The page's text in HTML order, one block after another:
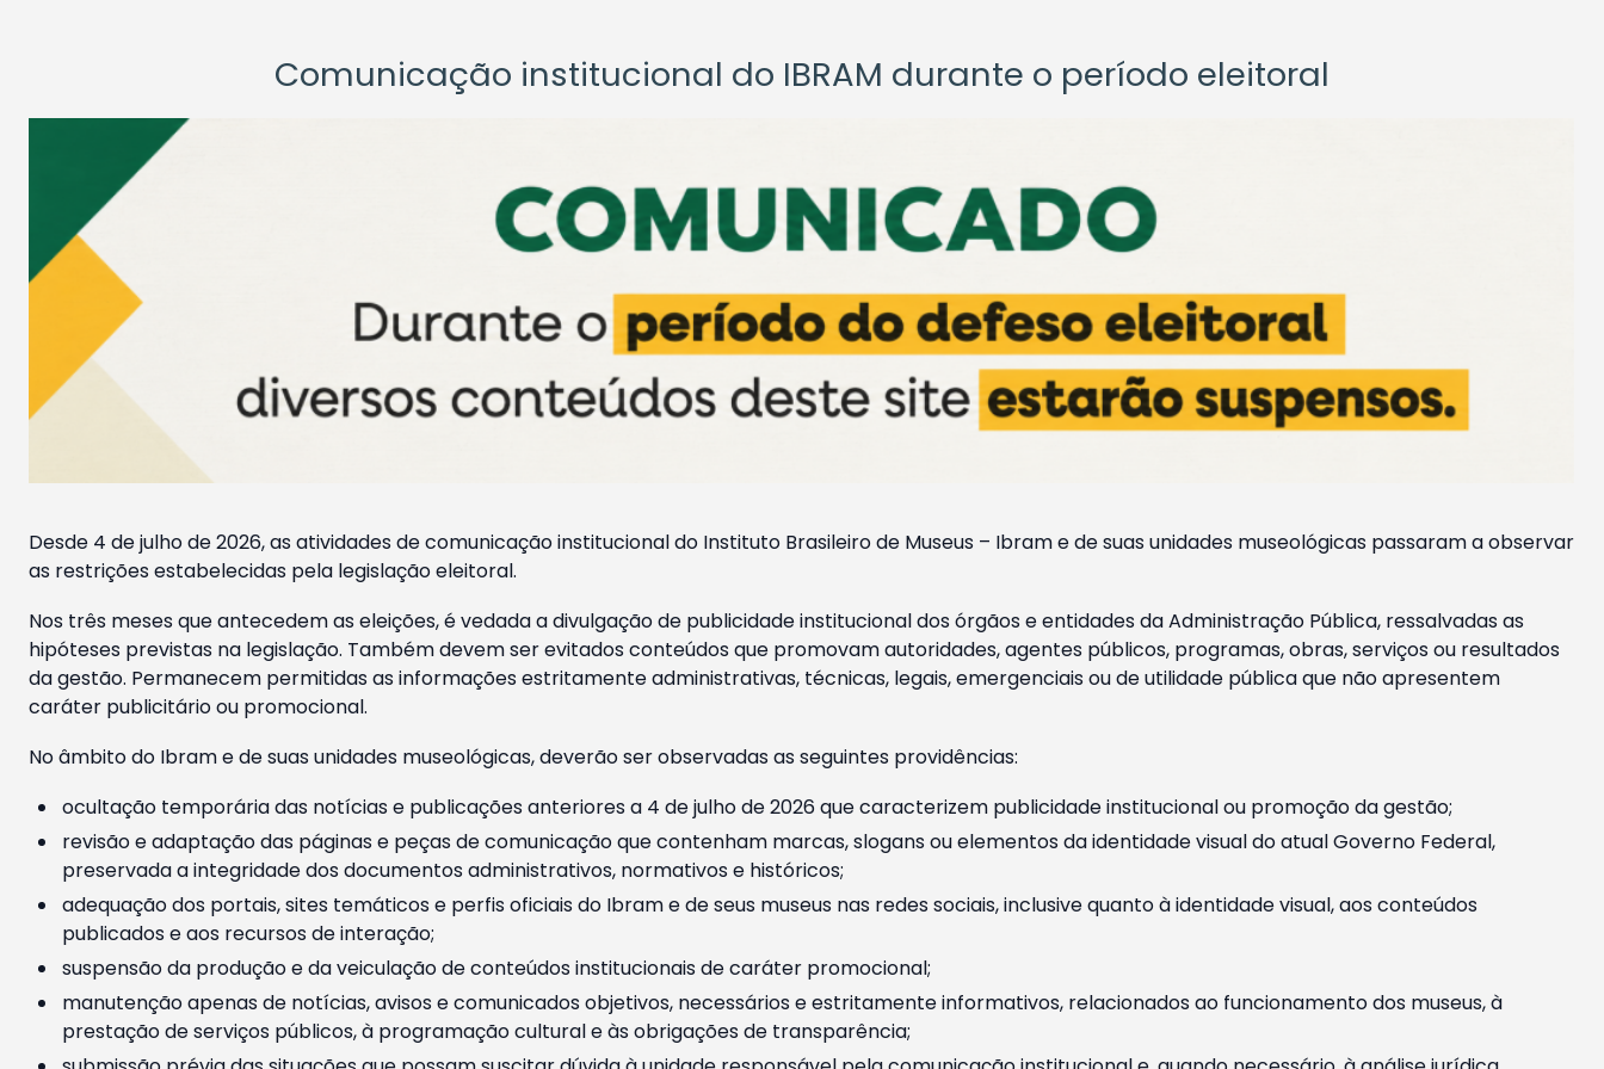
Comunicação institucional do IBRAM durante o período eleitoral
Desde 4 de julho de 2026, as atividades de comunicação institucional do Instituto Brasileiro de Museus – Ibram e de suas unidades museológicas passaram a observar
as restrições estabelecidas pela legislação eleitoral.
Nos três meses que antecedem as eleições, é vedada a divulgação de publicidade institucional dos órgãos e entidades da Administração Pública, ressalvadas as
hipóteses previstas na legislação. Também devem ser evitados conteúdos que promovam autoridades, agentes públicos, programas, obras, serviços ou resultados
da gestão. Permanecem permitidas as informações estritamente administrativas, técnicas, legais, emergenciais ou de utilidade pública que não apresentem
caráter publicitário ou promocional.
No âmbito do Ibram e de suas unidades museológicas, deverão ser observadas as seguintes providências:
ocultação temporária das notícias e publicações anteriores a 4 de julho de 2026 que caracterizem publicidade institucional ou promoção da gestão;
revisão e adaptação das páginas e peças de comunicação que contenham marcas, slogans ou elementos da identidade visual do atual Governo Federal,
preservada a integridade dos documentos administrativos, normativos e históricos;
adequação dos portais, sites temáticos e perfis oficiais do Ibram e de seus museus nas redes sociais, inclusive quanto à identidade visual, aos conteúdos
publicados e aos recursos de interação;
suspensão da produção e da veiculação de conteúdos institucionais de caráter promocional;
manutenção apenas de notícias, avisos e comunicados objetivos, necessários e estritamente informativos, relacionados ao funcionamento dos museus, à
prestação de serviços públicos, à programação cultural e às obrigações de transparência;